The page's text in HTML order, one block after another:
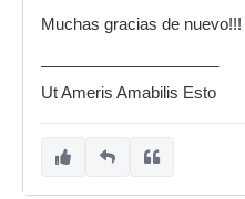
Muchas gracias de nuevo!!!
Ut Ameris Amabilis Esto